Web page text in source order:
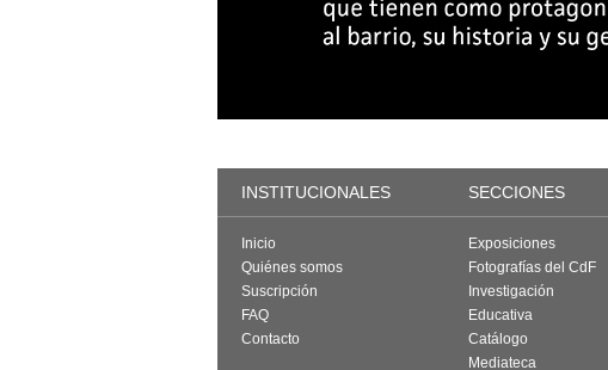
INSTITUCIONALES SECCIONES
Inicio
Quiénes somos
Suscripción
FAQ
Contacto
Exposiciones
Fotografías del CdF
Investigación
Educativa
Catálogo
Mediateca